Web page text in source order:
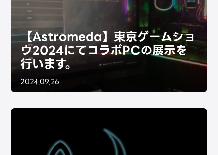
【Astromeda】東京ゲームショ
ウ2024にてコラボPCの展示を
行います。
2024.09.26